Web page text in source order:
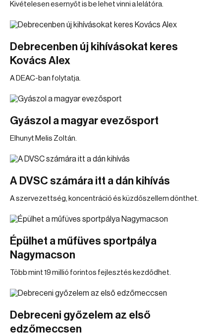
Kivételesen esernyőt is be lehet vinni a lelátóra.
Debrecenben új kihívásokat keres
Kovács Alex
A DEAC-ban folytatja.
Gyászol a magyar evezősport
Elhunyt Melis Zoltán.
A DVSC számára itt a dán kihívás
A szervezettség, koncentráció és küzdőszellem dönthet.
Épülhet a műfüves sportpálya
Nagymacson
Több mint 19 millió forintos fejlesztés kezdődhet.
Debreceni győzelem az első
edzőmeccsen